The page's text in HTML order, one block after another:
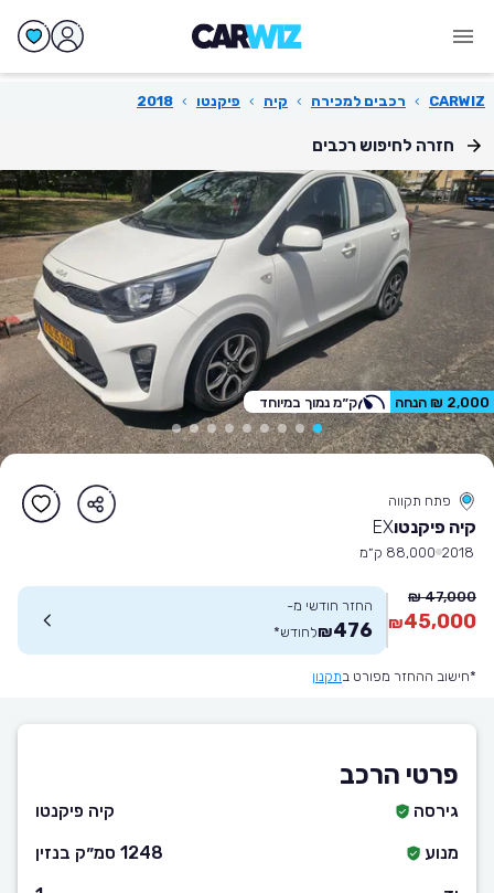
CARWIZ
› רכבים למכירה › קיה › פיקנטו ›
2018
חזרה לחיפוש רכבים
2,000 ₪ הנחה ק״מ נמוך במיוחד
פתח תקווה
קיה פיקנטוEX
2018 88,000 ק״מ
47,000 ₪
45,000
₪
החזר חודשי מ-
476
₪לחודש*
*חישוב ההחזר מפורט בתקנון
פרטי הרכב
גירסה
קיה פיקנטו
מנוע
1248 סמ״ק בנזין